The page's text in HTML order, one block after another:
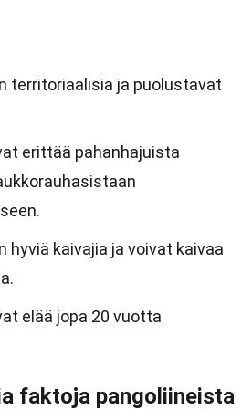
territoriaalisia ja puolustavat
erittää pahanhajuista
hyviä kaivajia ja voivat kaivaa
elää jopa 20 vuotta
faktoja pangoliineista